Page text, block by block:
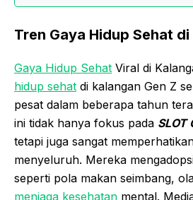
Tren Gaya Hidup Sehat
Gaya Hidup Sehat Viral di
hidup sehat di kalangan Gen Z
pesat dalam beberapa tahun
ini tidak hanya fokus pada SLOT
tetapi juga sangat
menyeluruh. Mereka
seperti pola makan seimbang,
menjaga kesehatan mental.